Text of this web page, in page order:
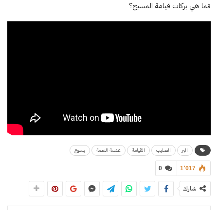
فما هي بركات قيامة المسيح؟
البر الصليب القيامة عدسة النعمة يسوع
0 1٬017
شارك